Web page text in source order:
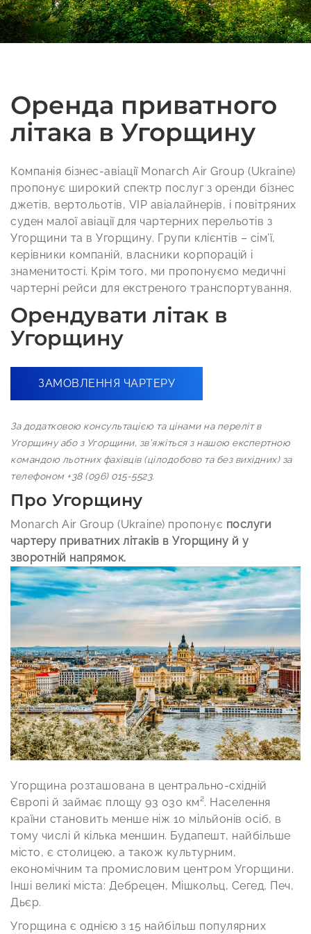
Оренда приватного
літака в Угорщину
Компанія бізнес-авіації Monarch Air Group (Ukraine)
пропонує широкий спектр послуг з оренди бізнес
джетів, вертольотів, VIP авіалайнерів, і повітряних
суден малої авіації для чартерних перельотів з
Угорщини та в Угорщину. Групи клієнтів – сім’ї,
керівники компаній, власники корпорацій і
знаменитості. Крім того, ми пропонуємо медичні
чартерні рейси для екстреного транспортування.
Орендувати літак в
Угорщину
ЗАМОВЛЕННЯ ЧАРТЕРУ
За додатковою консультацією та цінами на переліт в
Угорщину або з Угорщини, зв’яжіться з нашою експертною
командою льотних фахівців (цілодобово та без вихідних) за
телефоном +38 (096) 015-5523.
Про Угорщину
Monarch Air Group (Ukraine) пропонує послуги
чартеру приватних літаків в Угорщину й у
зворотній напрямок.
Угорщина розташована в центрально-східній
Європі й займає площу 93 030 км². Населення
країни становить менше ніж 10 мільйонів осіб, в
тому числі й кілька меншин. Будапешт, найбільше
місто, є столицею, а також культурним,
економічним та промисловим центром Угорщини.
Інші великі міста: Дебрецен, Мішкольц, Сегед, Печ,
Дьєр.
Угорщина є однією з 15 найбільш популярних